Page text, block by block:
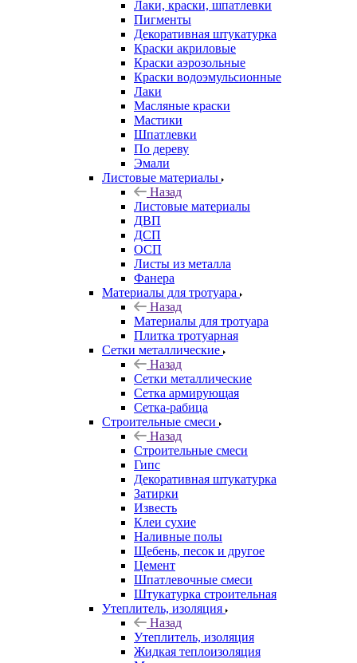
Лаки, краски, шпатлевки
Пигменты
Декоративная штукатурка
Краски акриловые
Краски аэрозольные
Краски водоэмульсионные
Лаки
Масляные краски
Мастики
Шпатлевки
По дереву
Эмали
Листовые материалы
Назад
Листовые материалы
ДВП
ДСП
ОСП
Листы из металла
Фанера
Материалы для тротуара
Назад
Материалы для тротуара
Плитка тротуарная
Сетки металлические
Назад
Сетки металлические
Сетка армирующая
Сетка-рабица
Строительные смеси
Назад
Строительные смеси
Гипс
Декоративная штукатурка
Затирки
Известь
Клеи сухие
Наливные полы
Щебень, песок и другое
Цемент
Шпатлевочные смеси
Штукатурка строительная
Утеплитель, изоляция
Назад
Утеплитель, изоляция
Жидкая теплоизоляция